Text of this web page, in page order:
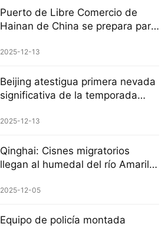
Puerto de Libre Comercio de
Hainan de China se prepara para
especiales en toda la isla
2025-12-13
Beijing atestigua primera nevada
significativa de la temporada
2025-12-13
Qinghai: Cisnes migratorios
llegan al humedal del río Amarillo
2025-12-05
Equipo de policía montada